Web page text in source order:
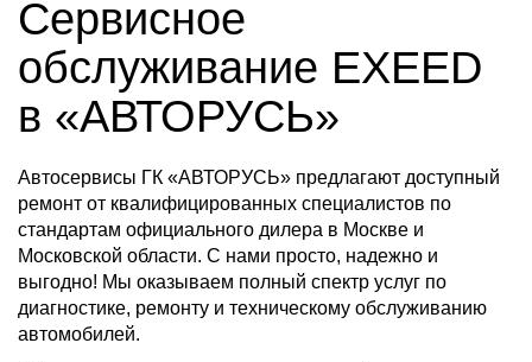
Сервисное
обслуживание EXEED
в «АВТОРУСЬ»
Автосервисы ГК «АВТОРУСЬ» предлагают доступный
ремонт от квалифицированных специалистов по
стандартам официального дилера в Москве и
Московской области. С нами просто, надежно и
выгодно! Мы оказываем полный спектр услуг по
диагностике, ремонту и техническому обслуживанию
автомобилей.